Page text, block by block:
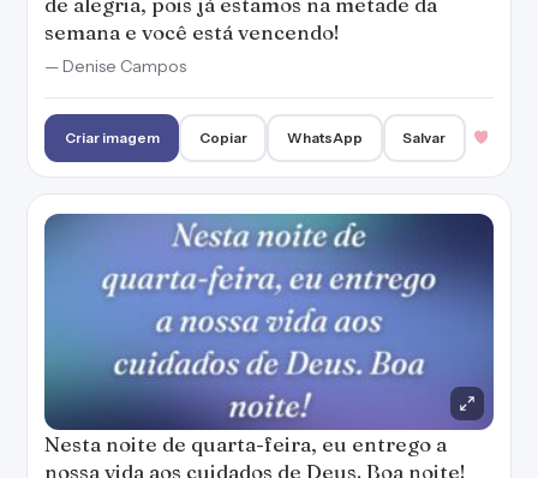
semana e você está vencendo!
— Denise Campos
Criar imagem Copiar WhatsApp Salvar
Nesta noite de quarta-feira, eu entrego a
nossa vida aos cuidados de Deus. Boa noite!